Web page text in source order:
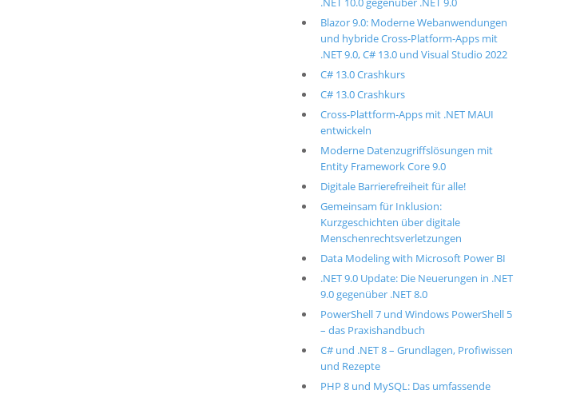
Blazor 9.0: Moderne Webanwendungen
und hybride Cross-Platform-Apps mit
.NET 9.0, C# 13.0 und Visual Studio 2022
C# 13.0 Crashkurs
C# 13.0 Crashkurs
Cross-Plattform-Apps mit .NET MAUI
entwickeln
Moderne Datenzugriffslösungen mit
Entity Framework Core 9.0
Digitale Barrierefreiheit für alle!
Gemeinsam für Inklusion:
Kurzgeschichten über digitale
Menschenrechtsverletzungen
Data Modeling with Microsoft Power BI
.NET 9.0 Update: Die Neuerungen in .NET
9.0 gegenüber .NET 8.0
PowerShell 7 und Windows PowerShell 5
– das Praxishandbuch
C# und .NET 8 – Grundlagen, Profiwissen
und Rezepte
PHP 8 und MySQL: Das umfassende